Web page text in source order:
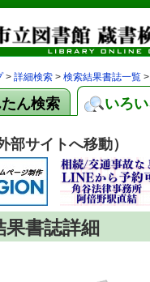
> 詳細検索 > 検索結果書誌一覧
ん検索 いろ
部サイトへ移動）
果書誌詳細